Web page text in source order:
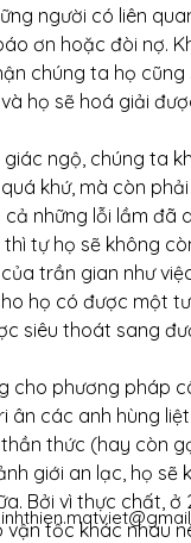
người có liên
ơn hoặc đòi nợ.
chúng ta họ cũng
họ sẽ hoá giải
ngộ, chúng ta
khứ, mà còn
những lỗi lầm đã
tự họ sẽ không
trần gian như
họ có được một
siêu thoát sang
cho phương pháp
ân các anh hùng
thức (hay còn
giới an lạc, họ sẽ
Bởi vì thực chất, ở
vận tốc khác nhau